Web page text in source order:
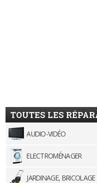
TOUTES LES
AUDIO-VIDÉO
ELECTROMÉNAGER
JARDINAGE, BRICOLAGE